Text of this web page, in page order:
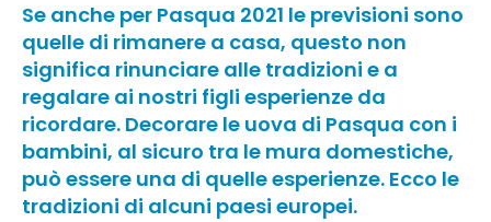
Se anche per Pasqua 2021 le previsioni sono
quelle di rimanere a casa, questo non
significa rinunciare alle tradizioni e a
regalare ai nostri figli esperienze da
ricordare. Decorare le uova di Pasqua con i
bambini, al sicuro tra le mura domestiche,
può essere una di quelle esperienze. Ecco le
tradizioni di alcuni paesi europei.